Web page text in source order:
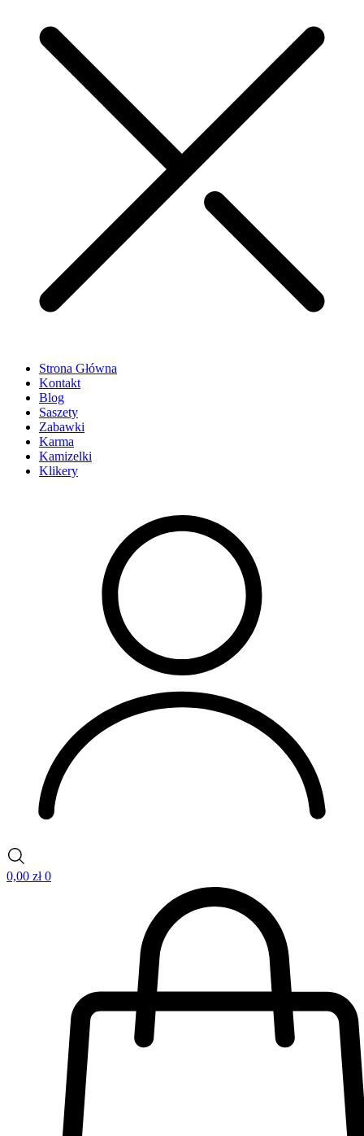
Strona Główna
Kontakt
Blog
Saszety
Zabawki
Karma
Kamizelki
Klikery
0,00 zł 0